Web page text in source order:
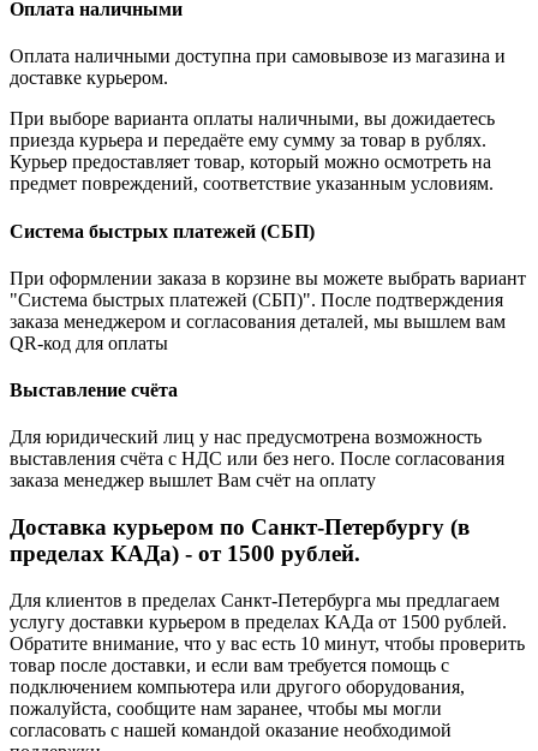
Оплата наличными
Оплата наличными доступна при самовывозе из магазина и
доставке курьером.
При выборе варианта оплаты наличными, вы дожидаетесь
приезда курьера и передаёте ему сумму за товар в рублях.
Курьер предоставляет товар, который можно осмотреть на
предмет повреждений, соответствие указанным условиям.
Система быстрых платежей (СБП)
При оформлении заказа в корзине вы можете выбрать вариант
"Система быстрых платежей (СБП)". После подтверждения
заказа менеджером и согласования деталей, мы вышлем вам
QR-код для оплаты
Выставление счёта
Для юридический лиц у нас предусмотрена возможность
выставления счёта с НДС или без него. После согласования
заказа менеджер вышлет Вам счёт на оплату
Доставка курьером по Санкт-Петербургу (в
пределах КАДа) - от 1500 рублей.
Для клиентов в пределах Санкт-Петербурга мы предлагаем
услугу доставки курьером в пределах КАДа от 1500 рублей.
Обратите внимание, что у вас есть 10 минут, чтобы проверить
товар после доставки, и если вам требуется помощь с
подключением компьютера или другого оборудования,
пожалуйста, сообщите нам заранее, чтобы мы могли
согласовать с нашей командой оказание необходимой